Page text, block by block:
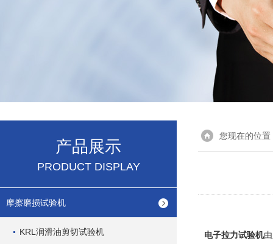
产品展示
PRODUCT DISPLAY
摩擦磨损试验机
KRL润滑油剪切试验机
您现在的位置
电子拉力试验机